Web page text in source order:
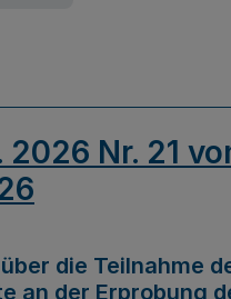
2026 Nr. 21
die Teilnahme
an der Erprobung